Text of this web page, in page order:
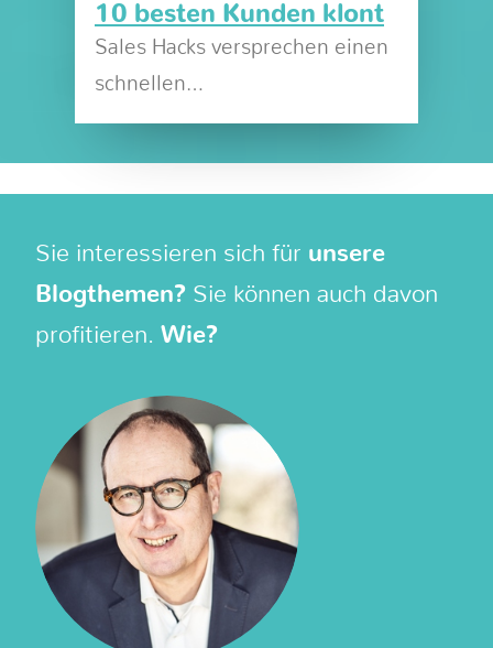
10 besten Kunden klont
Sales Hacks versprechen einen
schnellen…
Sie interessieren sich für unsere
Blogthemen? Sie können auch davon
profitieren. Wie?